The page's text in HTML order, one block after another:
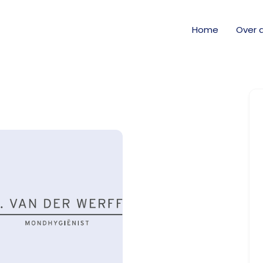
Home Over